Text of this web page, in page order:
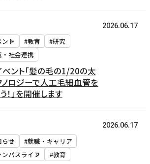
2026.06.17
ト #教育
#研究
・社会連携
ント「髪の毛の1/20の太
ノロジーで人工毛細血管を
！」を開催します
2026.06.17
らせ
#就職・キャリア
パスライフ
#教育